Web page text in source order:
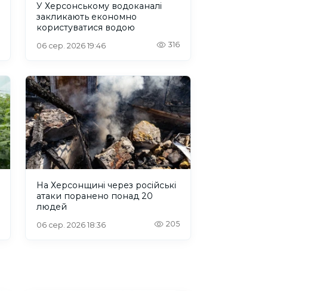
У Херсонському водоканалі
закликають економно
користуватися водою
06 сер. 2026 19:46 316
На Херсонщині через російські
атаки поранено понад 20
людей
06 сер. 2026 18:36 205